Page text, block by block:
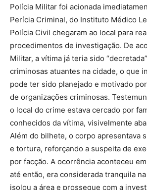
Polícia Militar foi acionada
Perícia Criminal, do Instituto Médico
Polícia Civil chegaram ao local para
procedimentos de investigação. De
Militar, a vítima já teria sido
criminosas atuantes na cidade, o que
pode ter sido planejado e motivado
de organizações criminosas.
o local do crime estava cercado por
conhecidos da vítima, visivelmente
Além do bilhete, o corpo apresentava
e tortura, reforçando a suspeita de
por facção. A ocorrência aconteceu
até então, era considerada tranquila
isolou a área e prossegue com a